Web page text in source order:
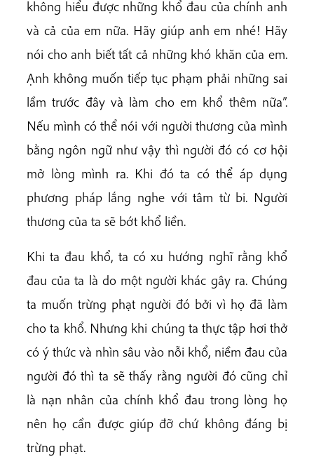
không hiểu được những khổ đau của chính anh
và cả của em nữa. Hãy giúp anh em nhé! Hãy
nói cho anh biết tất cả những khó khăn của em.
Ạnh không muốn tiếp tục phạm phải những sai
lầm trước đây và làm cho em khổ thêm nữa”.
Nếu mình có thể nói với người thương của mình
bằng ngôn ngữ như vậy thì người đó có cơ hội
mở lòng mình ra. Khi đó ta có thể áp dụng
phương pháp lắng nghe với tâm từ bi. Người
thương của ta sẽ bớt khổ liền.
Khi ta đau khổ, ta có xu hướng nghĩ rằng khổ
đau của ta là do một người khác gây ra. Chúng
ta muốn trừng phạt người đó bởi vì họ đã làm
cho ta khổ. Nhưng khi chúng ta thực tập hơi thở
có ý thức và nhìn sâu vào nỗi khổ, niềm đau của
người đó thì ta sẽ thấy rằng người đó cũng chỉ
là nạn nhân của chính khổ đau trong lòng họ
nên họ cần được giúp đỡ chứ không đáng bị
trừng phạt.